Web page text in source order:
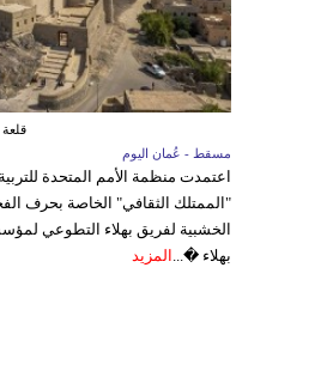
قلعة
مسقط - عُمان اليوم
اعتمدت منظمة الأمم المتحدة
"الممتلك الثقافي" الخاصة بحرف
الخشبية لفريق بهلاء التطوعي
بهلاء �... المزيد